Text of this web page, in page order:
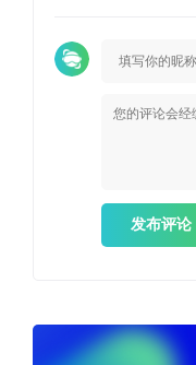
发布评论